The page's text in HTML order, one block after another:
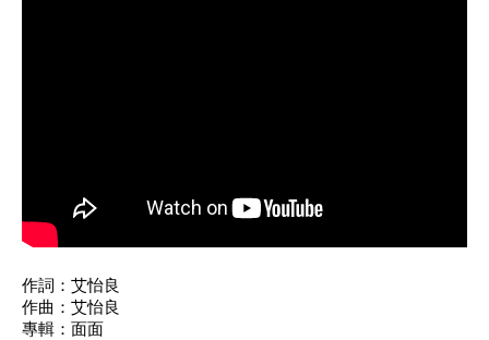
作詞：艾怡良
作曲：艾怡良
專輯：面面